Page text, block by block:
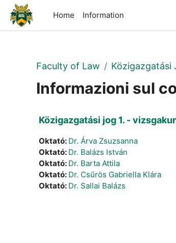
Vai al contenuto principale
Home
Information
Faculty of Law Közigazgatási
Informazioni sul
Közigazgatási jog 1. -
Oktató: Dr. Árva Zsuzsanna
Oktató: Dr. Balázs István
Oktató: Dr. Barta Attila
Oktató: Dr. Csűrös Gabriella Klára
Oktató: Dr. Sallai Balázs